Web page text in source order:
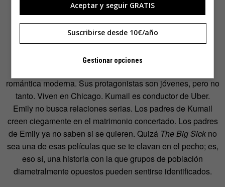
romántica moderna. Sus protagonistas son jóvenes, pero no
tanto. Viven en Chicago. Kumail es conductor de Uber.
Emily no busca relaciones serias. Los padres de Kumail
creen ciegamente en el matrimonio concertado. Los padres
de Emily ya no saben si se quieren. Quizá The Big Sickno
sea una de esas películas que se te clavan en el pecho; es,
eso sí, una historia con la que grupos de población
diametralmente opuestos pueden sentirse identificados.
Aceptar y seguir GRATIS
Suscribirse desde 10€/año
Gestionar opciones